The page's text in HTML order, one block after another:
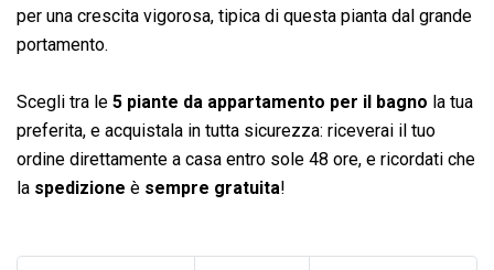
per una crescita vigorosa, tipica di questa pianta dal grande
portamento.
Scegli tra le 5 piante da appartamento per il bagno la tua
preferita, e acquistala in tutta sicurezza: riceverai il tuo
ordine direttamente a casa entro sole 48 ore, e ricordati che
la spedizione è sempre gratuita!